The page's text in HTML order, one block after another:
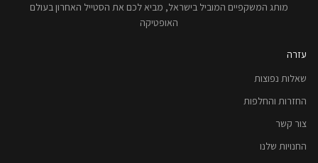
מותג המשקפיים המוביל בישראל, מביא לכם את הסטייל האחרון בעולם
האופטיקה
עזרה
שאלות נפוצות
החזרות והחלפות
צור קשר
החנויות שלנו